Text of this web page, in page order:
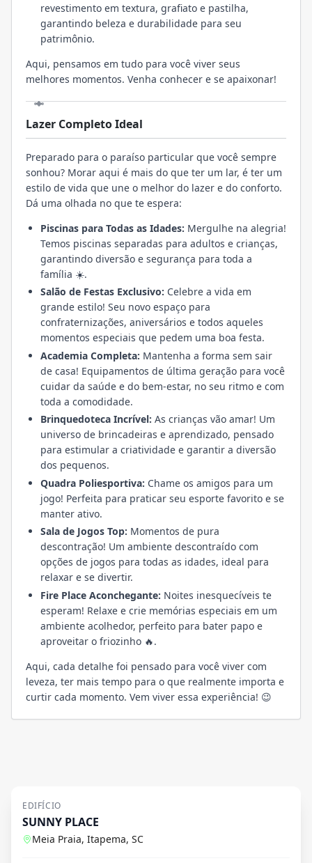
revestimento em textura, grafiato e pastilha,
garantindo beleza e durabilidade para seu
patrimônio.
Aqui, pensamos em tudo para você viver seus
melhores momentos. Venha conhecer e se apaixonar!
Lazer Completo Ideal
Preparado para o paraíso particular que você sempre
sonhou? Morar aqui é mais do que ter um lar, é ter um
estilo de vida que une o melhor do lazer e do conforto.
Dá uma olhada no que te espera:
Piscinas para Todas as Idades: Mergulhe na alegria!
Temos piscinas separadas para adultos e crianças,
garantindo diversão e segurança para toda a
família ☀️.
Salão de Festas Exclusivo: Celebre a vida em
grande estilo! Seu novo espaço para
confraternizações, aniversários e todos aqueles
momentos especiais que pedem uma boa festa.
Academia Completa: Mantenha a forma sem sair
de casa! Equipamentos de última geração para você
cuidar da saúde e do bem-estar, no seu ritmo e com
toda a comodidade.
Brinquedoteca Incrível: As crianças vão amar! Um
universo de brincadeiras e aprendizado, pensado
para estimular a criatividade e garantir a diversão
dos pequenos.
Quadra Poliesportiva: Chame os amigos para um
jogo! Perfeita para praticar seu esporte favorito e se
manter ativo.
Sala de Jogos Top: Momentos de pura
descontração! Um ambiente descontraído com
opções de jogos para todas as idades, ideal para
relaxar e se divertir.
Fire Place Aconchegante: Noites inesquecíveis te
esperam! Relaxe e crie memórias especiais em um
ambiente acolhedor, perfeito para bater papo e
aproveitar o friozinho 🔥.
Aqui, cada detalhe foi pensado para você viver com
leveza, ter mais tempo para o que realmente importa e
curtir cada momento. Vem viver essa experiência! 😉
EDIFÍCIO
SUNNY PLACE
Meia Praia, Itapema, SC